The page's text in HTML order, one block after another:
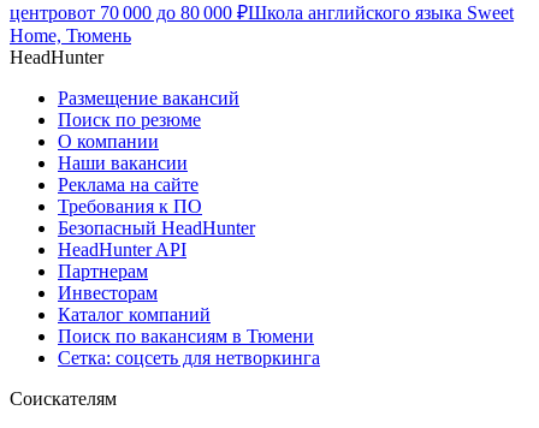
центровот 70 000 до 80 000 ₽Школа английского языка Sweet
Home, Тюмень
HeadHunter
Размещение вакансий
Поиск по резюме
О компании
Наши вакансии
Реклама на сайте
Требования к ПО
Безопасный HeadHunter
HeadHunter API
Партнерам
Инвесторам
Каталог компаний
Поиск по вакансиям в Тюмени
Сетка: соцсеть для нетворкинга
Соискателям